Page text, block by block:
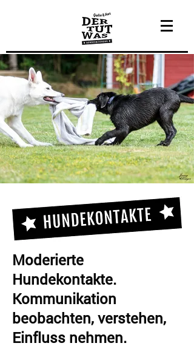
Moderierte
Hundekontakte.
Kommunikation
beobachten, verstehen,
Einfluss nehmen.